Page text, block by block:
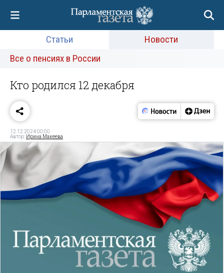
Статьи
Новости
Все о пенсиях в России
Кто родился 12 декабря
12.12.2024 00:00
Автор: Ирина Макеева